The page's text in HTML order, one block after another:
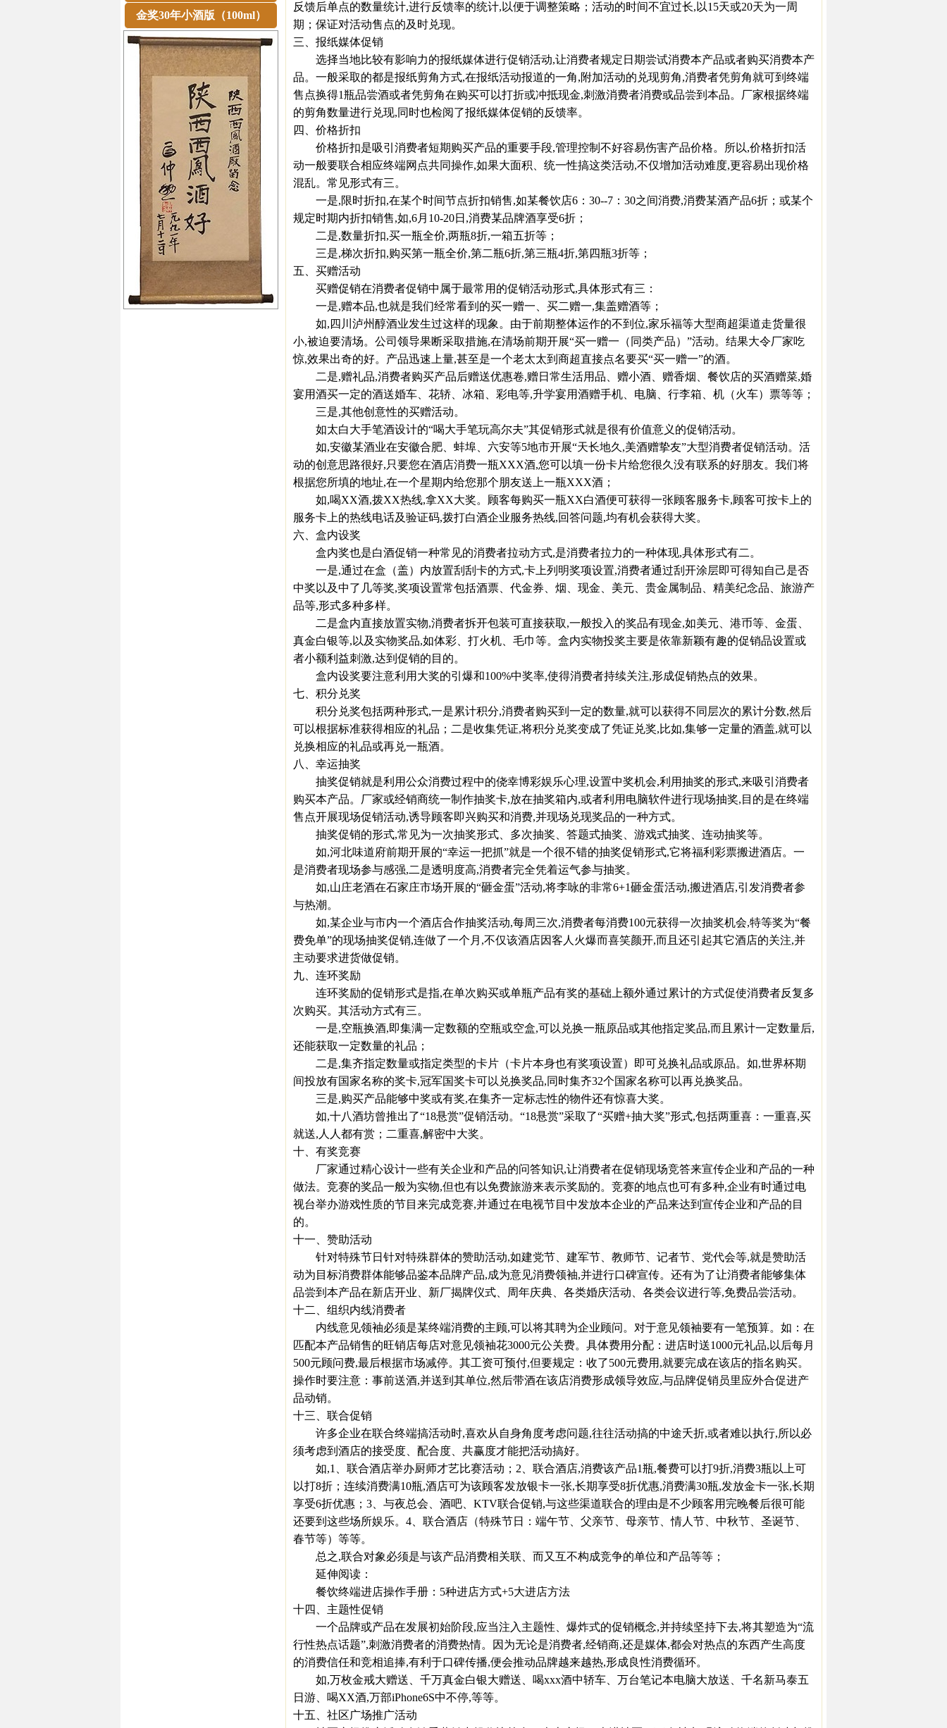
金奖30年小酒版（100ml）
反馈后单点的数量统计,进行反馈率的统计,以便于调整策略；活动的时间不宜过长,以15天或20天为一周
期；保证对活动售点的及时兑现。
三、报纸媒体促销
选择当地比较有影响力的报纸媒体进行促销活动,让消费者规定日期尝试消费本产品或者购买消费本产
品。一般采取的都是报纸剪角方式,在报纸活动报道的一角,附加活动的兑现剪角,消费者凭剪角就可到终端
售点换得1瓶品尝酒或者凭剪角在购买可以打折或冲抵现金,刺激消费者消费或品尝到本品。厂家根据终端
的剪角数量进行兑现,同时也检阅了报纸媒体促销的反馈率。
四、价格折扣
价格折扣是吸引消费者短期购买产品的重要手段,管理控制不好容易伤害产品价格。所以,价格折扣活
动一般要联合相应终端网点共同操作,如果大面积、统一性搞这类活动,不仅增加活动难度,更容易出现价格
混乱。常见形式有三。
一是,限时折扣,在某个时间节点折扣销售,如某餐饮店6：30--7：30之间消费,消费某酒产品6折；或某个
规定时期内折扣销售,如,6月10-20日,消费某品牌酒享受6折；
二是,数量折扣,买一瓶全价,两瓶8折,一箱五折等；
三是,梯次折扣,购买第一瓶全价,第二瓶6折,第三瓶4折,第四瓶3折等；
五、买赠活动
买赠促销在消费者促销中属于最常用的促销活动形式,具体形式有三：
一是,赠本品,也就是我们经常看到的买一赠一、买二赠一,集盖赠酒等；
如,四川泸州醇酒业发生过这样的现象。由于前期整体运作的不到位,家乐福等大型商超渠道走货量很
小,被迫要清场。公司领导果断采取措施,在清场前期开展“买一赠一（同类产品）”活动。结果大令厂家吃
惊,效果出奇的好。产品迅速上量,甚至是一个老太太到商超直接点名要买“买一赠一”的酒。
二是,赠礼品,消费者购买产品后赠送优惠卷,赠日常生活用品、赠小酒、赠香烟、餐饮店的买酒赠菜,婚
宴用酒买一定的酒送婚车、花轿、冰箱、彩电等,升学宴用酒赠手机、电脑、行李箱、机（火车）票等等；
三是,其他创意性的买赠活动。
如太白大手笔酒设计的“喝大手笔玩高尔夫”其促销形式就是很有价值意义的促销活动。
如,安徽某酒业在安徽合肥、蚌埠、六安等5地市开展“天长地久,美酒赠挚友”大型消费者促销活动。活
动的创意思路很好,只要您在酒店消费一瓶XXX酒,您可以填一份卡片给您很久没有联系的好朋友。我们将
根据您所填的地址,在一个星期内给您那个朋友送上一瓶XXX酒；
如,喝XX酒,拨XX热线,拿XX大奖。顾客每购买一瓶XX白酒便可获得一张顾客服务卡,顾客可按卡上的
服务卡上的热线电话及验证码,拨打白酒企业服务热线,回答问题,均有机会获得大奖。
六、盒内设奖
盒内奖也是白酒促销一种常见的消费者拉动方式,是消费者拉力的一种体现,具体形式有二。
一是,通过在盒（盖）内放置刮刮卡的方式,卡上列明奖项设置,消费者通过刮开涂层即可得知自己是否
中奖以及中了几等奖,奖项设置常包括酒票、代金券、烟、现金、美元、贵金属制品、精美纪念品、旅游产
品等,形式多种多样。
二是盒内直接放置实物,消费者拆开包装可直接获取,一般投入的奖品有现金,如美元、港币等、金蛋、
真金白银等,以及实物奖品,如体彩、打火机、毛巾等。盒内实物投奖主要是依靠新颖有趣的促销品设置或
者小额利益刺激,达到促销的目的。
盒内设奖要注意利用大奖的引爆和100%中奖率,使得消费者持续关注,形成促销热点的效果。
七、积分兑奖
积分兑奖包括两种形式,一是累计积分,消费者购买到一定的数量,就可以获得不同层次的累计分数,然后
可以根据标准获得相应的礼品；二是收集凭证,将积分兑奖变成了凭证兑奖,比如,集够一定量的酒盖,就可以
兑换相应的礼品或再兑一瓶酒。
八、幸运抽奖
抽奖促销就是利用公众消费过程中的侥幸博彩娱乐心理,设置中奖机会,利用抽奖的形式,来吸引消费者
购买本产品。厂家或经销商统一制作抽奖卡,放在抽奖箱内,或者利用电脑软件进行现场抽奖,目的是在终端
售点开展现场促销活动,诱导顾客即兴购买和消费,并现场兑现奖品的一种方式。
抽奖促销的形式,常见为一次抽奖形式、多次抽奖、答题式抽奖、游戏式抽奖、连动抽奖等。
如,河北味道府前期开展的“幸运一把抓”就是一个很不错的抽奖促销形式,它将福利彩票搬进酒店。一
是消费者现场参与感强,二是透明度高,消费者完全凭着运气参与抽奖。
如,山庄老酒在石家庄市场开展的“砸金蛋”活动,将李咏的非常6+1砸金蛋活动,搬进酒店,引发消费者参
与热潮。
如,某企业与市内一个酒店合作抽奖活动,每周三次,消费者每消费100元获得一次抽奖机会,特等奖为“餐
费免单”的现场抽奖促销,连做了一个月,不仅该酒店因客人火爆而喜笑颜开,而且还引起其它酒店的关注,并
主动要求进货做促销。
九、连环奖励
连环奖励的促销形式是指,在单次购买或单瓶产品有奖的基础上额外通过累计的方式促使消费者反复多
次购买。其活动方式有三。
一是,空瓶换酒,即集满一定数额的空瓶或空盒,可以兑换一瓶原品或其他指定奖品,而且累计一定数量后,
还能获取一定数量的礼品；
二是,集齐指定数量或指定类型的卡片（卡片本身也有奖项设置）即可兑换礼品或原品。如,世界杯期
间投放有国家名称的奖卡,冠军国奖卡可以兑换奖品,同时集齐32个国家名称可以再兑换奖品。
三是,购买产品能够中奖或有奖,在集齐一定标志性的物件还有惊喜大奖。
如,十八酒坊曾推出了“18悬赏”促销活动。“18悬赏”采取了“买赠+抽大奖”形式,包括两重喜：一重喜,买
就送,人人都有赏；二重喜,解密中大奖。
十、有奖竞赛
厂家通过精心设计一些有关企业和产品的问答知识,让消费者在促销现场竞答来宣传企业和产品的一种
做法。竞赛的奖品一般为实物,但也有以免费旅游来表示奖励的。竞赛的地点也可有多种,企业有时通过电
视台举办游戏性质的节目来完成竞赛,并通过在电视节目中发放本企业的产品来达到宣传企业和产品的目
的。
十一、赞助活动
针对特殊节日针对特殊群体的赞助活动,如建党节、建军节、教师节、记者节、党代会等,就是赞助活
动为目标消费群体能够品鉴本品牌产品,成为意见消费领袖,并进行口碑宣传。还有为了让消费者能够集体
品尝到本产品在新店开业、新厂揭牌仪式、周年庆典、各类婚庆活动、各类会议进行等,免费品尝活动。
十二、组织内线消费者
内线意见领袖必须是某终端消费的主顾,可以将其聘为企业顾问。对于意见领袖要有一笔预算。如：在
匹配本产品销售的旺销店每店对意见领袖花3000元公关费。具体费用分配：进店时送1000元礼品,以后每月
500元顾问费,最后根据市场减停。其工资可预付,但要规定：收了500元费用,就要完成在该店的指名购买。
操作时要注意：事前送酒,并送到其单位,然后带酒在该店消费形成领导效应,与品牌促销员里应外合促进产
品动销。
十三、联合促销
许多企业在联合终端搞活动时,喜欢从自身角度考虑问题,往往活动搞的中途夭折,或者难以执行,所以必
须考虑到酒店的接受度、配合度、共赢度才能把活动搞好。
如,1、联合酒店举办厨师才艺比赛活动；2、联合酒店,消费该产品1瓶,餐费可以打9折,消费3瓶以上可
以打8折；连续消费满10瓶,酒店可为该顾客发放银卡一张,长期享受8折优惠,消费满30瓶,发放金卡一张,长期
享受6折优惠；3、与夜总会、酒吧、KTV联合促销,与这些渠道联合的理由是不少顾客用完晚餐后很可能
还要到这些场所娱乐。4、联合酒店（特殊节日：端午节、父亲节、母亲节、情人节、中秋节、圣诞节、
春节等）等等。
总之,联合对象必须是与该产品消费相关联、而又互不构成竞争的单位和产品等等；
延伸阅读：
餐饮终端进店操作手册：5种进店方式+5大进店方法
十四、主题性促销
一个品牌或产品在发展初始阶段,应当注入主题性、爆炸式的促销概念,并持续坚持下去,将其塑造为“流
行性热点话题”,刺激消费者的消费热情。因为无论是消费者,经销商,还是媒体,都会对热点的东西产生高度
的消费信任和竞相追捧,有利于口碑传播,便会推动品牌越来越热,形成良性消费循环。
如,万枚金戒大赠送、千万真金白银大赠送、喝xxx酒中轿车、万台笔记本电脑大放送、千名新马泰五
日游、喝XX酒,万部iPhone6S中不停,等等。
十五、社区广场推广活动